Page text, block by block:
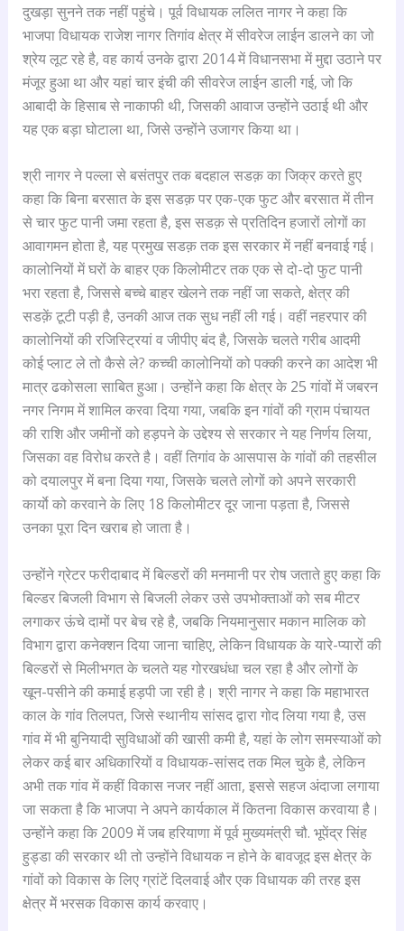
दुखड़ा सुनने तक नहीं पहुंचे। पूर्व विधायक ललित नागर ने कहा कि
भाजपा विधायक राजेश नागर तिगांव क्षेत्र में सीवरेज लाईन डालने का जो
श्रेय लूट रहे है, वह कार्य उनके द्वारा 2014 में विधानसभा में मुद्दा उठाने पर
मंजूर हुआ था और यहां चार इंची की सीवरेज लाईन डाली गई, जो कि
आबादी के हिसाब से नाकाफी थी, जिसकी आवाज उन्होंने उठाई थी और
यह एक बड़ा घोटाला था, जिसे उन्होंने उजागर किया था।
श्री नागर ने पल्ला से बसंतपुर तक बदहाल सडक़ का जिक्र करते हुए
कहा कि बिना बरसात के इस सडक़ पर एक-एक फुट और बरसात में तीन
से चार फुट पानी जमा रहता है, इस सडक़ से प्रतिदिन हजारों लोगों का
आवागमन होता है, यह प्रमुख सडक़ तक इस सरकार में नहीं बनवाई गई।
कालोनियों में घरों के बाहर एक किलोमीटर तक एक से दो-दो फुट पानी
भरा रहता है, जिससे बच्चे बाहर खेलने तक नहीं जा सकते, क्षेत्र की
सडक़ें टूटी पड़ी है, उनकी आज तक सुध नहीं ली गई। वहीं नहरपार की
कालोनियों की रजिस्ट्रियां व जीपीए बंद है, जिसके चलते गरीब आदमी
कोई प्लाट ले तो कैसे ले? कच्ची कालोनियों को पक्की करने का आदेश भी
मात्र ढकोसला साबित हुआ। उन्होंने कहा कि क्षेत्र के 25 गांवों में जबरन
नगर निगम में शामिल करवा दिया गया, जबकि इन गांवों की ग्राम पंचायत
की राशि और जमीनों को हड़पने के उद्देश्य से सरकार ने यह निर्णय लिया,
जिसका वह विरोध करते है। वहीं तिगांव के आसपास के गांवों की तहसील
को दयालपुर में बना दिया गया, जिसके चलते लोगों को अपने सरकारी
कार्याे को करवाने के लिए 18 किलोमीटर दूर जाना पड़ता है, जिससे
उनका पूरा दिन खराब हो जाता है।
उन्होंने ग्रेटर फरीदाबाद में बिल्डरों की मनमानी पर रोष जताते हुए कहा कि
बिल्डर बिजली विभाग से बिजली लेकर उसे उपभोक्ताओं को सब मीटर
लगाकर ऊंचे दामों पर बेच रहे है, जबकि नियमानुसार मकान मालिक को
विभाग द्वारा कनेक्शन दिया जाना चाहिए, लेकिन विधायक के यारे-प्यारों की
बिल्डरों से मिलीभगत के चलते यह गोरखधंधा चल रहा है और लोगों के
खून-पसीने की कमाई हड़पी जा रही है। श्री नागर ने कहा कि महाभारत
काल के गांव तिलपत, जिसे स्थानीय सांसद द्वारा गोद लिया गया है, उस
गांव में भी बुनियादी सुविधाओं की खासी कमी है, यहां के लोग समस्याओं को
लेकर कई बार अधिकारियों व विधायक-सांसद तक मिल चुके है, लेकिन
अभी तक गांव में कहीं विकास नजर नहीं आता, इससे सहज अंदाजा लगाया
जा सकता है कि भाजपा ने अपने कार्यकाल में कितना विकास करवाया है।
उन्होंने कहा कि 2009 में जब हरियाणा में पूर्व मुख्यमंत्री चौ. भूपेंद्र सिंह
हुड्डा की सरकार थी तो उन्होंने विधायक न होने के बावजूद इस क्षेत्र के
गांवों को विकास के लिए ग्रांटें दिलवाई और एक विधायक की तरह इस
क्षेत्र मेें भरसक विकास कार्य करवाए।